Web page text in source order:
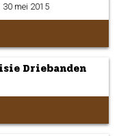
30 mei 2015
Driebanden